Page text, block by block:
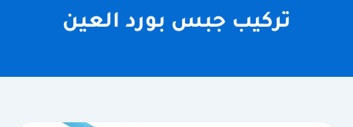
تركيب جبس بورد العين